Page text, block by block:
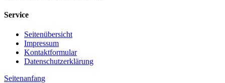
Service
Seitenübersicht
Impressum
Kontaktformular
Datenschutzerklärung
Seitenanfang